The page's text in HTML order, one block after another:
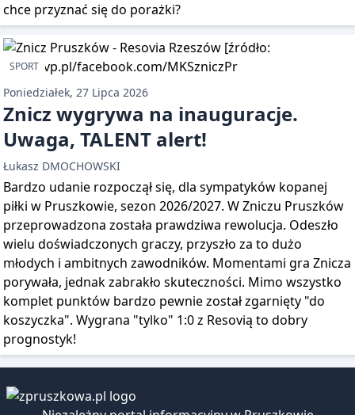
chce przyznać się do porażki?
SPORT
Poniedziałek, 27 Lipca 2026
Znicz wygrywa na inauguracje.
Uwaga, TALENT alert!
Łukasz DMOCHOWSKI
Bardzo udanie rozpoczął się, dla sympatyków kopanej
piłki w Pruszkowie, sezon 2026/2027. W Zniczu Pruszków
przeprowadzona została prawdziwa rewolucja. Odeszło
wielu doświadczonych graczy, przyszło za to dużo
młodych i ambitnych zawodników. Momentami gra Znicza
porywała, jednak zabrakło skuteczności. Mimo wszystko
komplet punktów bardzo pewnie został zgarnięty "do
koszyczka". Wygrana "tylko" 1:0 z Resovią to dobry
prognostyk!